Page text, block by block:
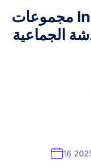
مجموعات Instagram : يمكن أن
الجماعية